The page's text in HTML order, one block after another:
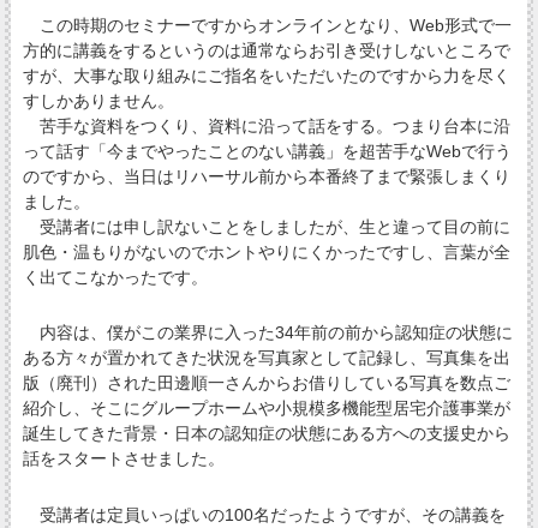
この時期のセミナーですからオンラインとなり、Web形式で一
方的に講義をするというのは通常ならお引き受けしないところで
すが、大事な取り組みにご指名をいただいたのですから力を尽く
すしかありません。
苦手な資料をつくり、資料に沿って話をする。つまり台本に沿
って話す「今までやったことのない講義」を超苦手なWebで行う
のですから、当日はリハーサル前から本番終了まで緊張しまくり
ました。
受講者には申し訳ないことをしましたが、生と違って目の前に
肌色・温もりがないのでホントやりにくかったですし、言葉が全
く出てこなかったです。
内容は、僕がこの業界に入った34年前の前から認知症の状態に
ある方々が置かれてきた状況を写真家として記録し、写真集を出
版（廃刊）された田邊順一さんからお借りしている写真を数点ご
紹介し、そこにグループホームや小規模多機能型居宅介護事業が
誕生してきた背景・日本の認知症の状態にある方への支援史から
話をスタートさせました。
受講者は定員いっぱいの100名だったようですが、その講義を